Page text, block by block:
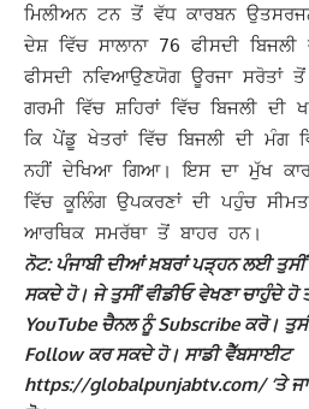
ਮਿਲੀਅਨ ਟਨ ਤੋਂ ਵੱਧ ਕਾਰਬਨ
ਦੇਸ਼ ਵਿੱਚ ਸਾਲਾਨਾ 76 ਫੀਸਦੀ
ਫੀਸਦੀ ਨਵਿਆਉਣਯੋਗ ਊਰਜਾ ਸਰੋਤਾਂ
ਗਰਮੀ ਵਿੱਚ ਸ਼ਹਿਰਾਂ ਵਿੱਚ ਬਿਜਲੀ
ਕਿ ਪੇਂਡੂ ਖੇਤਰਾਂ ਵਿੱਚ ਬਿਜਲੀ ਦੀ ਮੰਗ
ਨਹੀਂ ਦੇਖਿਆ ਗਿਆ। ਇਸ ਦਾ ਮੁੱਖ
ਵਿੱਚ ਕੂਲਿੰਗ ਉਪਕਰਣਾਂ ਦੀ ਪਹੁੰਚ
ਆਰਥਿਕ ਸਮਰੱਥਾ ਤੋਂ ਬਾਹਰ ਹਨ।
ਨੋਟ: ਪੰਜਾਬੀ ਦੀਆਂ ਖ਼ਬਰਾਂ ਪੜ੍ਹਨ ਲਈ
ਸਕਦੇ ਹੋ। ਜੇ ਤੁਸੀਂ ਵੀਡੀਓ ਵੇਖਣਾ ਚਾਹੁੰਦੇ ਹੋ
YouTube ਚੈਨਲ ਨੂੰ Subscribe ਕਰੋ।
Follow ਕਰ ਸਕਦੇ ਹੋ। ਸਾਡੀ ਵੈੱਬਸਾਈਟ
https://globalpunjabtv.com/ ‘ਤੇ